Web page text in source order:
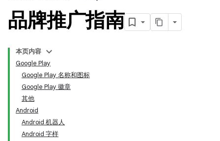
品牌推广指南
本页内容
Google Play
Google Play 名称和图标
Google Play 徽章
其他
Android
Android 机器人
Android 字样